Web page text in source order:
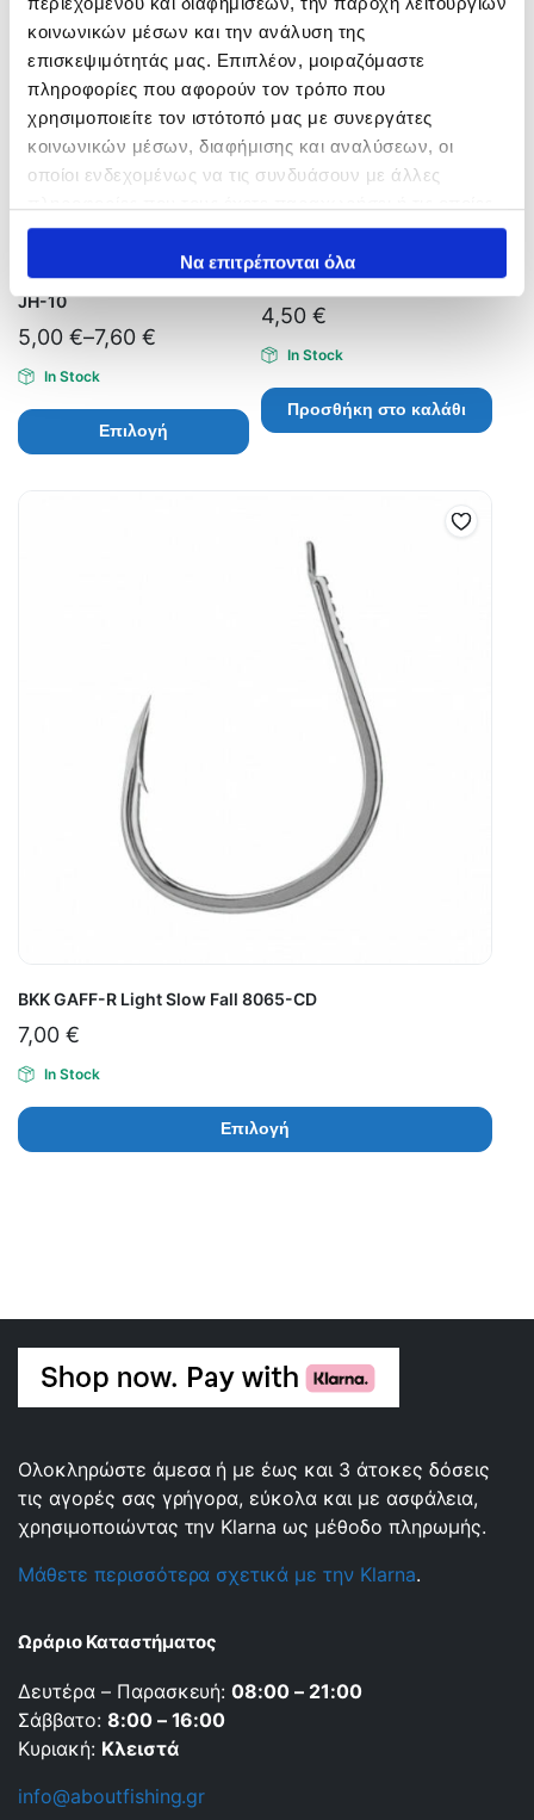
κοινωνικών μέσων και την ανάλυση της
επισκεψιμότητάς μας. Επιπλέον, μοιραζόμαστε
πληροφορίες που αφορούν τον τρόπο που
χρησιμοποιείτε τον ιστότοπό μας με συνεργάτες
κοινωνικών μέσων, διαφήμισης και αναλύσεων, οι
οποίοι ενδεχομένως να τις συνδυάσουν με άλλες
έχουν συλλέξει σε σχέση με την από μέρους σας χρήση
των υπηρεσιών τους.Να επιτρέπονται όλα
Αγκίστρια Vanfook Jigen
JH-10
5,00 €–7,60 €
In Stock
Επιλογή
Inox VMC 8255S
4,50 €
In Stock
Προσθήκη στο καλάθι
BKK GAFF-R Light Slow Fall 8065-CD
7,00 €
In Stock
Επιλογή
Ολοκληρώστε άμεσα ή με έως και 3 άτοκες δόσεις
τις αγορές σας γρήγορα, εύκολα και με ασφάλεια,
χρησιμοποιώντας την Klarna ως μέθοδο πληρωμής.
Μάθετε περισσότερα σχετικά με την Klarna.
Ωράριο Καταστήματος
Δευτέρα – Παρασκευή:08:00 – 21:00
Σάββατο: 8:00 – 16:00
Κυριακή: Κλειστά
info@aboutfishing.gr